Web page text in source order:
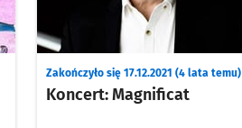
Koncert: Magnificat
Zakończyło się 17.12.2021 (4 lata temu)